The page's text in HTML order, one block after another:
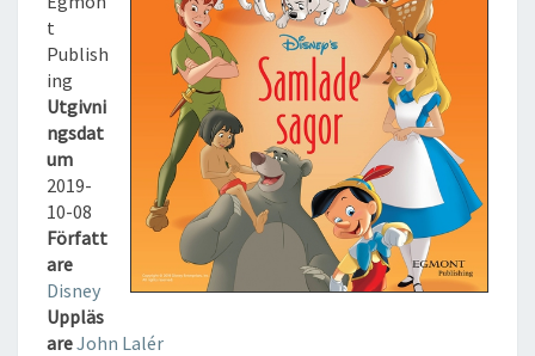
M
A
D
E
S
A
G
O
t
Publish
ing
Utgivni
ngsdat
um
2019-
10-08
Författ
are
Disney
Uppläs
areJohn Lalér